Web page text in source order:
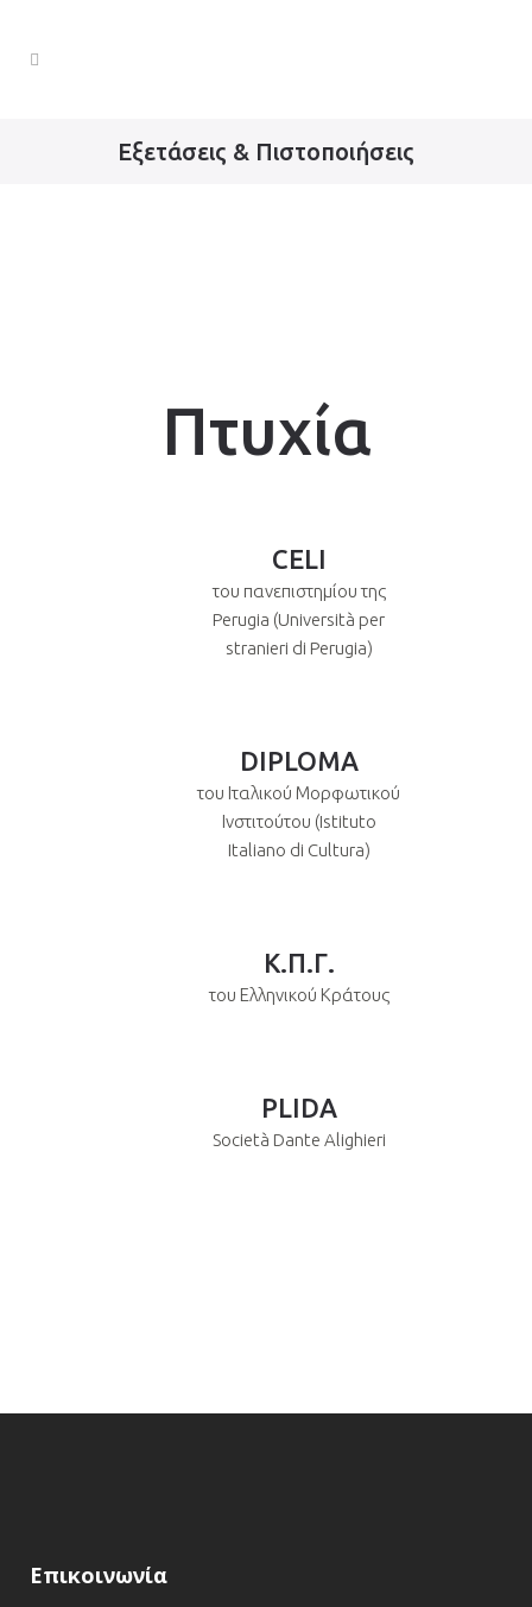
Εξετάσεις & Πιστοποιήσεις
Πτυχία
CELI
του πανεπιστημίου της
Perugia (Università per
stranieri di Perugia)
DIPLOMA
του Ιταλικού Μορφωτικού
Ινστιτούτου (Istituto
Italiano di Cultura)
Κ.Π.Γ.
του Ελληνικού Κράτους
PLIDA
Società Dante Alighieri
Επικοινωνία